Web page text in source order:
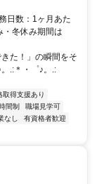
日数：1ヶ月あた
冬休み期間は
た！」の瞬間をそ
.:＊・゜♪。.:
取得支援あり
間制
職場見学可
なし
有資格者歓迎